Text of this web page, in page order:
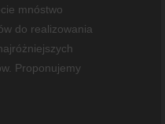
mnóstwo
do realizowania
Proponujemy